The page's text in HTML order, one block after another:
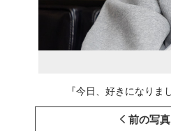
『今日、好きになり
前の写真